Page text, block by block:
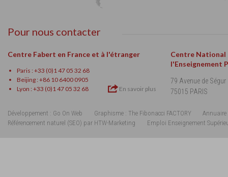
Pour nous contacter
Centre Fabert en France et à l'étranger
Paris : +33 (0)1 47 05 32 68
Beijing : +86 10 6400 0905
Lyon : +33 (0)1 47 05 32 68
En savoir plus
Centre National
l'Enseignement
79 Avenue de Ségur
75015 PARIS
Développement : Go On Web Graphisme : The Fibonacci FACTORY
Annuaire
Référencement naturel (SEO) par HTW-Marketing
Emploi Enseignement